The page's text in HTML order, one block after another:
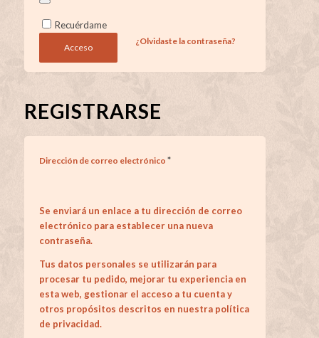
Recuérdame
Acceso
¿Olvidaste la contraseña?
REGISTRARSE
Dirección de correo electrónico *
Se enviará un enlace a tu dirección de correo
electrónico para establecer una nueva
contraseña.
Tus datos personales se utilizarán para
procesar tu pedido, mejorar tu experiencia en
esta web, gestionar el acceso a tu cuenta y
otros propósitos descritos en nuestra política
de privacidad.